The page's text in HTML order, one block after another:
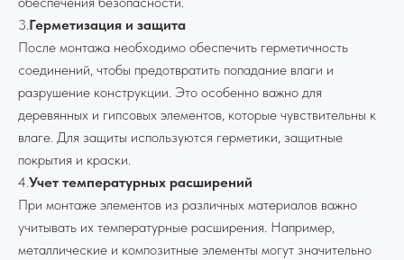
3.Герметизация и защита
После монтажа необходимо обеспечить герметичность
соединений, чтобы предотвратить попадание влаги и
разрушение конструкции. Это особенно важно для
деревянных и гипсовых элементов, которые чувствительны к
влаге. Для защиты используются герметики, защитные
покрытия и краски.
4.Учет температурных расширений
При монтаже элементов из различных материалов важно
учитывать их температурные расширения. Например,
металлические и композитные элементы могут значительно
Все новости